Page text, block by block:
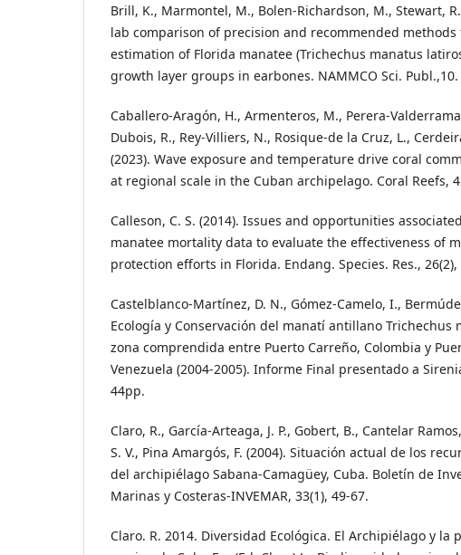
Brill, K., Marmontel, M., Bolen-Richardson, M., Stewart,
lab comparison of precision and recommended methods
estimation of Florida manatee (Trichechus manatus
growth layer groups in earbones. NAMMCO Sci. Publ.,10.
Caballero-Aragón, H., Armenteros, M., Perera-
Dubois, R., Rey-Villiers, N., Rosique-de la Cruz, L.,
(2023). Wave exposure and temperature drive coral
at regional scale in the Cuban archipelago. Coral Reefs,
Calleson, C. S. (2014). Issues and opportunities
manatee mortality data to evaluate the effectiveness of
protection efforts in Florida. Endang. Species. Res., 26(2),
Castelblanco-Martínez, D. N., Gómez-Camelo, I.,
Ecología y Conservación del manatí antillano Trichechus
zona comprendida entre Puerto Carreño, Colombia y
Venezuela (2004-2005). Informe Final presentado a
44pp.
Claro, R., García-Arteaga, J. P., Gobert, B., Cantelar
S. V., Pina Amargós, F. (2004). Situación actual de los
del archipiélago Sabana-Camagüey, Cuba. Boletín de
Marinas y Costeras-INVEMAR, 33(1), 49-67.
Claro. R. 2014. Diversidad Ecológica. El Archipiélago y la